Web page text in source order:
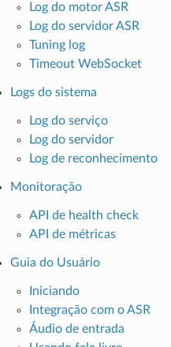
Log do motor ASR
Log do servidor ASR
Tuning log
Timeout WebSocket
Logs do sistema
Log do serviço
Log do servidor
Log de reconhecimento
Monitoração
API de health check
API de métricas
Guia do Usuário
Iniciando
Integração com o ASR
Áudio de entrada